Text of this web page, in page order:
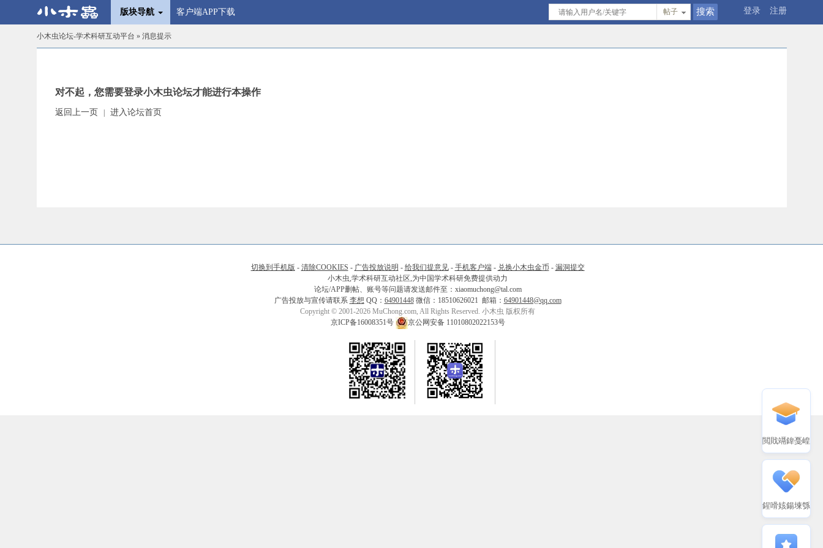
版块导航 客户端APP下载 登录 注册
帖子
小木虫论坛-学术科研互动平台 » 消息提示
对不起，您需要登录小木虫论坛才能进行本操作
返回上一页 进入论坛首页
切换到手机版 - 清除COOKIES - 广告投放说明 - 给我们提意见- 手机客户端- 兑换小木虫金币 - 漏洞提交
小木虫,学术科研互动社区,为中国学术科研免费提供动力
论坛/APP删帖、账号等问题请发送邮件至：xiaomuchong@tal.com
广告投放与宣传请联系 李想 QQ： 64901448微信：18510626021 邮箱： 64901448@qq.com
Copyright © 2001-2026 MuChong.com, All Rights Reserved. 小木虫 版权所有
京ICP备16008351号
京公网安备 11010802022153号
閲戝竵鍏戞崲
鍟嗗姟鍚堜綔